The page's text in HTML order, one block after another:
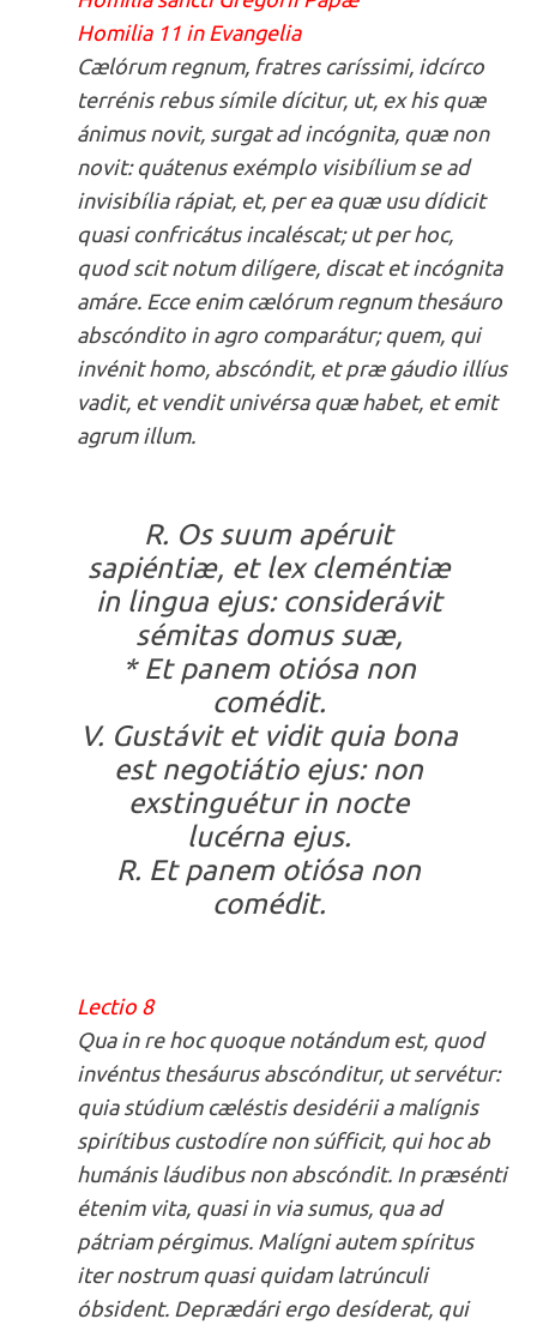
Homilia 11 in Evangelia
Cælórum regnum, fratres caríssimi, idcírco
terrénis rebus símile dícitur, ut, ex his quæ
ánimus novit, surgat ad incógnita, quæ non
novit: quátenus exémplo visibílium se ad
invisibília rápiat, et, per ea quæ usu dídicit
quasi confricátus incaléscat; ut per hoc,
quod scit notum dilígere, discat et incógnita
amáre. Ecce enim cælórum regnum thesáuro
abscóndito in agro comparátur; quem, qui
invénit homo, abscóndit, et præ gáudio illíus
vadit, et vendit univérsa quæ habet, et emit
agrum illum.
R. Os suum apéruit
sapiéntiæ, et lex cleméntiæ
in lingua ejus: considerávit
sémitas domus suæ,
* Et panem otiósa non
comédit.
V. Gustávit et vidit quia bona
est negotiátio ejus: non
exstinguétur in nocte
lucérna ejus.
R. Et panem otiósa non
comédit.
Lectio 8
Qua in re hoc quoque notándum est, quod
invéntus thesáurus abscónditur, ut servétur:
quia stúdium cæléstis desidérii a malígnis
spirítibus custodíre non súfficit, qui hoc ab
humánis láudibus non abscóndit. In præsénti
étenim vita, quasi in via sumus, qua ad
pátriam pérgimus. Malígni autem spíritus
iter nostrum quasi quidam latrúnculi
óbsident. Deprædári ergo desíderat, qui